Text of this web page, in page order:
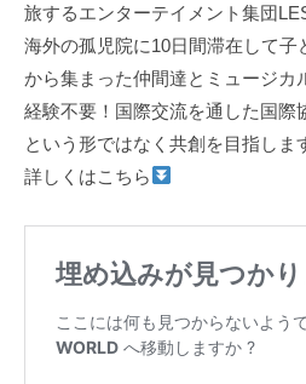
旅するエンターテイメント集団
海外の孤児院に10日間滞在して子
から集まった仲間達とミュージカ
経験不要！国際交流を通した国際
という形ではなく共創を目指しま
詳しくはこちら